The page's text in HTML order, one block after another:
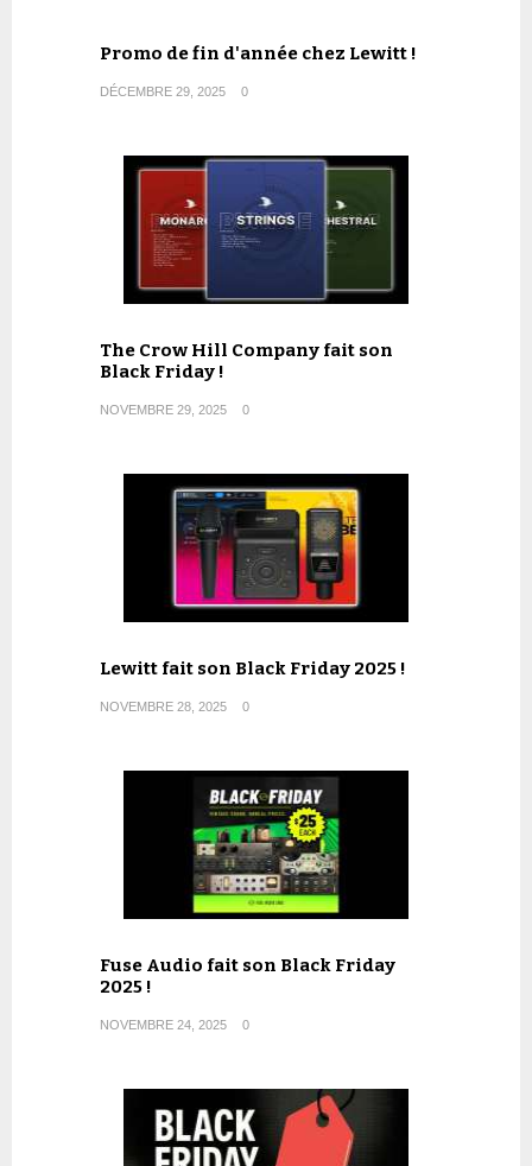
Promo de fin d'année chez Lewitt !
DÉCEMBRE 29, 2025 0
The Crow Hill Company fait son
Black Friday !
NOVEMBRE 29, 2025 0
Lewitt fait son Black Friday 2025 !
NOVEMBRE 28, 2025 0
Fuse Audio fait son Black Friday
2025 !
NOVEMBRE 24, 2025 0